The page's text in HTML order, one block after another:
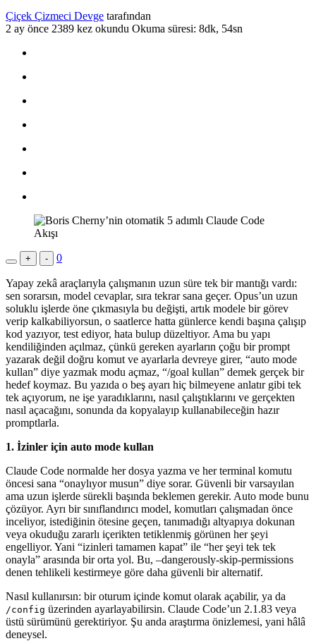
Çiçek Çizmeci Devge tarafından
2 ay önce 2389 kez okundu Okuma süresi: 8dk, 54sn
+ - 0
Yapay zekâ araçlarıyla çalışmanın uzun süre tek bir mantığı vardı:
sen sorarsın, model cevaplar, sıra tekrar sana geçer. Opus’un uzun
soluklu işlerde öne çıkmasıyla bu değişti, artık modele bir görev
verip kalkabiliyorsun, o saatlerce hatta günlerce kendi başına çalışıp
kod yazıyor, test ediyor, hata bulup düzeltiyor. Ama bu yapı
kendiliğinden açılmaz, çünkü gereken ayarların çoğu bir prompt
yazarak değil doğru komut ve ayarlarla devreye girer, “auto mode
kullan” diye yazmak modu açmaz, “/goal kullan” demek gerçek bir
hedef koymaz. Bu yazıda o beş ayarı hiç bilmeyene anlatır gibi tek
tek açıyorum, ne işe yaradıklarını, nasıl çalıştıklarını ve gerçekten
nasıl açacağını, sonunda da kopyalayıp kullanabileceğin hazır
promptlarla.
1. İzinler için auto mode kullan
Claude Code normalde her dosya yazma ve her terminal komutu
öncesi sana “onaylıyor musun” diye sorar. Güvenli bir varsayılan
ama uzun işlerde sürekli başında beklemen gerekir. Auto mode bunu
çözüyor. Ayrı bir sınıflandırıcı model, komutları çalışmadan önce
inceliyor, istediğinin ötesine geçen, tanımadığı altyapıya dokunan
veya okuduğu zararlı içerikten tetiklenmiş görünen her şeyi
engelliyor. Yani “izinleri tamamen kapat” ile “her şeyi tek tek
onayla” arasında bir orta yol. Bu, –dangerously-skip-permissions
denen tehlikeli kestirmeye göre daha güvenli bir alternatif.
Nasıl kullanırsın: bir oturum içinde komut olarak açabilir, ya da
/config üzerinden ayarlayabilirsin. Claude Code’un 2.1.83 veya
üstü sürümünü gerektiriyor. Şu anda araştırma önizlemesi, yani hâlâ
deneysel.